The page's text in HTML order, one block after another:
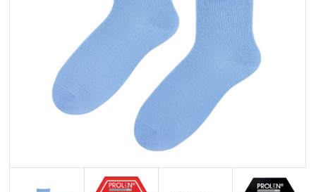
Merynos trekking
Merynos bezuciskowe
Kaszmir
Kaszmir stopki
Bawełna egipska maco